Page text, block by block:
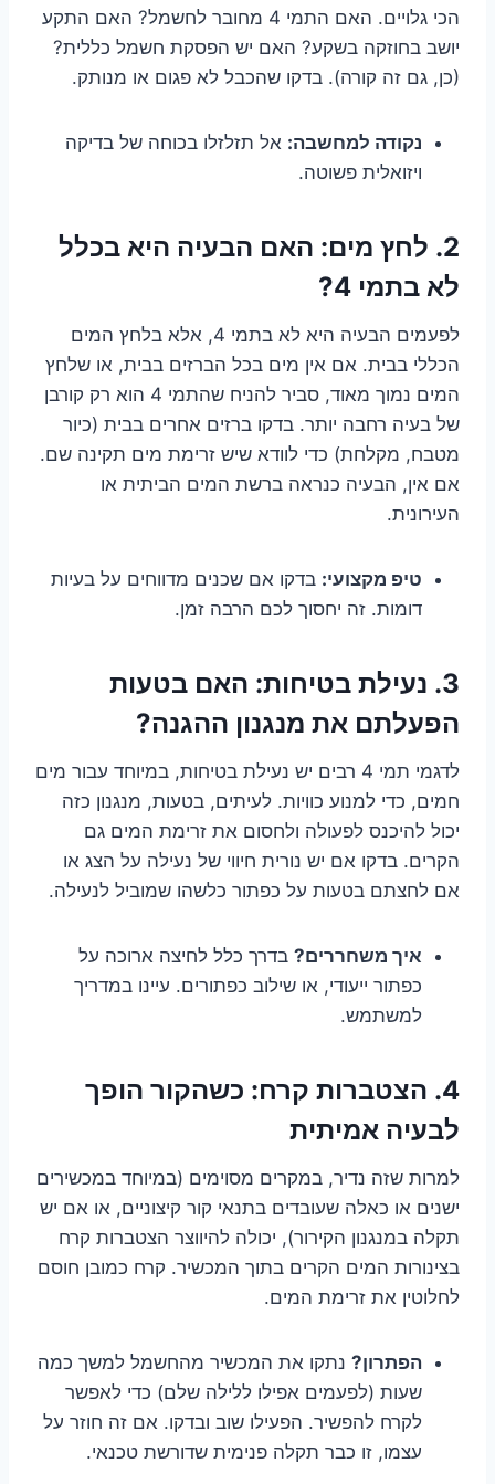
הכי גלויים. האם התמי 4 מחובר לחשמל? האם התקע
יושב בחוזקה בשקע? האם יש הפסקת חשמל כללית?
(כן, גם זה קורה). בדקו שהכבל לא פגום או מנותק.
נקודה למחשבה: אל תזלזלו בכוחה של בדיקה
ויזואלית פשוטה.
2. לחץ מים: האם הבעיה היא בכלל
לא בתמי 4?
לפעמים הבעיה היא לא בתמי 4, אלא בלחץ המים
הכללי בבית. אם אין מים בכל הברזים בבית, או שלחץ
המים נמוך מאוד, סביר להניח שהתמי 4 הוא רק קורבן
של בעיה רחבה יותר. בדקו ברזים אחרים בבית (כיור
מטבח, מקלחת) כדי לוודא שיש זרימת מים תקינה שם.
אם אין, הבעיה כנראה ברשת המים הביתית או
העירונית.
טיפ מקצועי: בדקו אם שכנים מדווחים על בעיות
דומות. זה יחסוך לכם הרבה זמן.
3. נעילת בטיחות: האם בטעות
הפעלתם את מנגנון ההגנה?
לדגמי תמי 4 רבים יש נעילת בטיחות, במיוחד עבור מים
חמים, כדי למנוע כוויות. לעיתים, בטעות, מנגנון כזה
יכול להיכנס לפעולה ולחסום את זרימת המים גם
הקרים. בדקו אם יש נורית חיווי של נעילה על הצג או
אם לחצתם בטעות על כפתור כלשהו שמוביל לנעילה.
איך משחררים? בדרך כלל לחיצה ארוכה על
כפתור ייעודי, או שילוב כפתורים. עיינו במדריך
למשתמש.
4. הצטברות קרח: כשהקור הופך
לבעיה אמיתית
למרות שזה נדיר, במקרים מסוימים (במיוחד במכשירים
ישנים או כאלה שעובדים בתנאי קור קיצוניים, או אם יש
תקלה במנגנון הקירור), יכולה להיווצר הצטברות קרח
בצינורות המים הקרים בתוך המכשיר. קרח כמובן חוסם
לחלוטין את זרימת המים.
הפתרון? נתקו את המכשיר מהחשמל למשך כמה
שעות (לפעמים אפילו ללילה שלם) כדי לאפשר
לקרח להפשיר. הפעילו שוב ובדקו. אם זה חוזר על
עצמו, זו כבר תקלה פנימית שדורשת טכנאי.